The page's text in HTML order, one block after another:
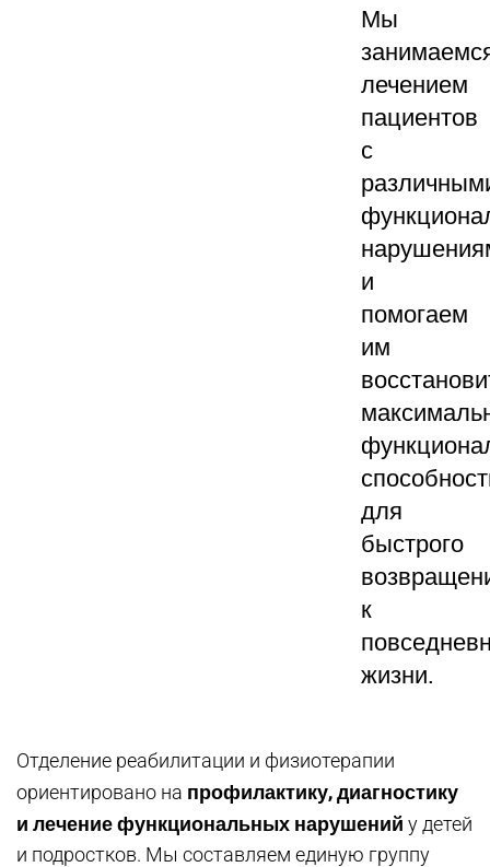
Мы
лечением
пациентов
с
и
помогаем
им
для
быстрого
к
жизни.
Отделение реабилитации и физиотерапии
ориентировано на профилактику, диагностику
и лечение функциональных нарушений у детей
и подростков. Мы составляем единую группу